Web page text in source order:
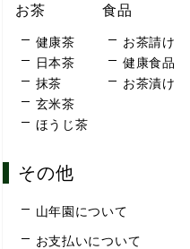
お茶
健康茶
日本茶
抹茶
玄米茶
ほうじ茶
食品
お茶請け
健康食品
お茶漬け
その他
山年園について
お支払いについて